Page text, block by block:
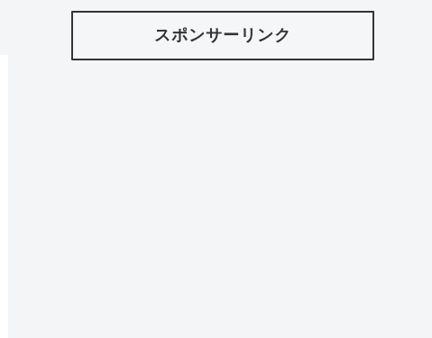
スポンサーリンク